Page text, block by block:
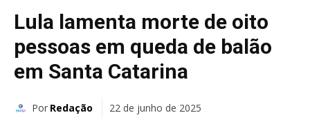
Lula lamenta morte de oito
pessoas em queda de balão
em Santa Catarina
Por Redação 22 de junho de 2025